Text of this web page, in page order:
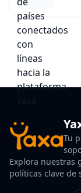
Tu
Explora nuestras
políticas clave de